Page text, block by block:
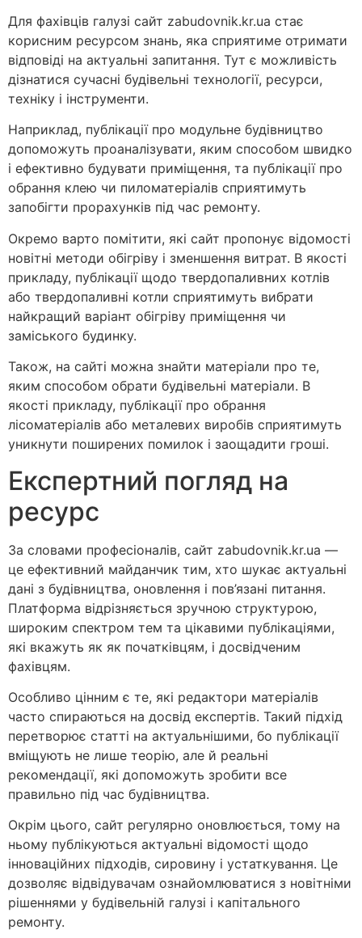
Для фахівців галузі сайт zabudovnik.kr.ua стає
корисним ресурсом знань, яка сприятиме отримати
відповіді на актуальні запитання. Тут є можливість
дізнатися сучасні будівельні технології, ресурси,
техніку і інструменти.
Наприклад, публікації про модульне будівництво
допоможуть проаналізувати, яким способом швидко
і ефективно будувати приміщення, та публікації про
обрання клею чи пиломатеріалів сприятимуть
запобігти прорахунків під час ремонту.
Окремо варто помітити, які сайт пропонує відомості
новітні методи обігріву і зменшення витрат. В якості
прикладу, публікації щодо твердопаливних котлів
або твердопаливні котли сприятимуть вибрати
найкращий варіант обігріву приміщення чи
заміського будинку.
Також, на сайті можна знайти матеріали про те,
яким способом обрaти будівельні матеріали. В
якості прикладу, публікації про обрання
лісоматеріалів або металевих виробів сприятимуть
уникнути поширених помилок і заощадити гроші.
Експертний погляд на
ресурс
За словами професіоналів, сайт zabudovnik.kr.ua —
це ефективний майданчик тим, хто шукає актуальні
дані з будівництва, оновлення і пов’язані питання.
Платформа відрізняється зручною структурою,
широким спектром тем та цікавими публікаціями,
які вкажуть як як початківцям, і досвідченим
фахівцям.
Особливо цінним є те, які редактори матеріалів
часто спираються на досвід експертів. Такий підхід
перетворює статті на актуальнішими, бо публікації
вміщують не лише теорію, але й реальні
рекомендації, які допоможуть зробити все
правильно під час будівництва.
Окрім цього, сайт регулярно оновлюється, тому на
ньому публікуються актуальні відомості щодо
інноваційних підходів, сировину і устаткування. Це
дозволяє відвідувачам ознайомлюватися з новітніми
рішеннями у будівельній галузі і капітального
ремонту.